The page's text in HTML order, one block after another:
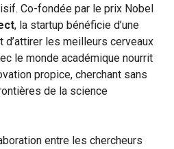
Co-fondée par le prix Nobel
, la startup bénéficie d’une
d’attirer les meilleurs cerveaux
le monde académique nourrit
propice, cherchant sans
de la science
entre les chercheurs